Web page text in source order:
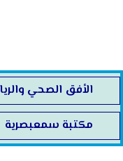
الأفق الصحي
مكتبة سمعبصرية